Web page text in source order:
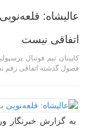
عالیشاه:
اتفاقی نیست
کاپیتان تیم فوتبال
فصول گذشته اتفاقی رقم
به گزارش خبرنگار